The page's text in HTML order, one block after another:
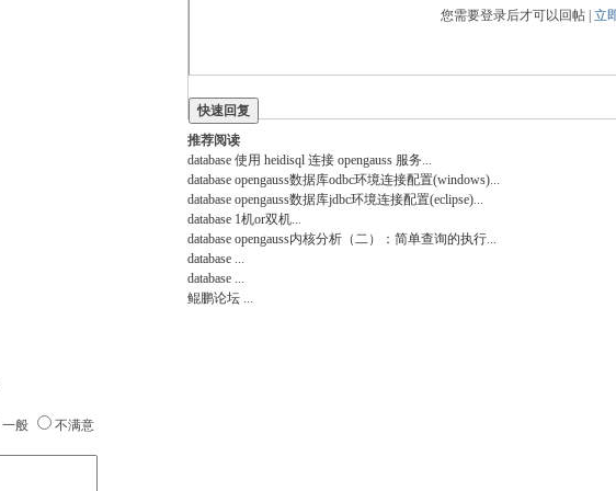
您需要登录后才可以回帖 | 立
快速回复
推荐阅读
database 使用 heidisql 连接 opengauss 服务...
database opengauss数据库odbc环境连接配置(windows)...
database opengauss数据库jdbc环境连接配置(eclipse)...
database 1机or双机...
database opengauss内核分析（二）：简单查询的执行...
database ...
database ...
鲲鹏论坛 ...
一般
不满意